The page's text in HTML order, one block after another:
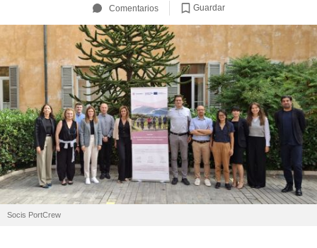
Comentarios Guardar
Socis PortCrew